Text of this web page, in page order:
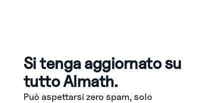
Si tenga aggiornato su
tutto Almath.
Può aspettarsi zero spam, solo